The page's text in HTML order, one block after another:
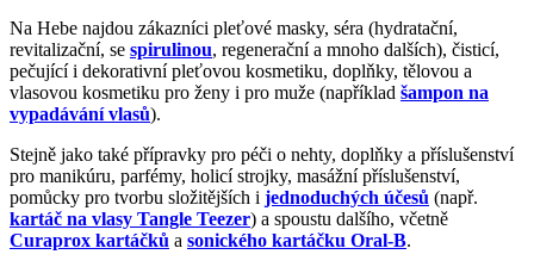
Na Hebe najdou zákazníci pleťové masky, séra (hydratační,
revitalizační, se spirulinou, regenerační a mnoho dalších), čisticí,
pečující i dekorativní pleťovou kosmetiku, doplňky, tělovou a
vlasovou kosmetiku pro ženy i pro muže (například šampon na
vypadávání vlasů).
Stejně jako také přípravky pro péči o nehty, doplňky a příslušenství
pro manikúru, parfémy, holicí strojky, masážní příslušenství,
pomůcky pro tvorbu složitějších i jednoduchých účesů (např.
kartáč na vlasy Tangle Teezer) a spoustu dalšího, včetně
Curaprox kartáčků a sonického kartáčku Oral-B.